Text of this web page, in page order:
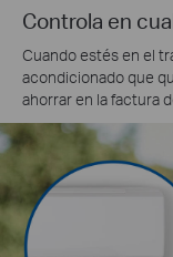
Controla en
Cuando estés en el
acondicionado que
ahorrar en la factura